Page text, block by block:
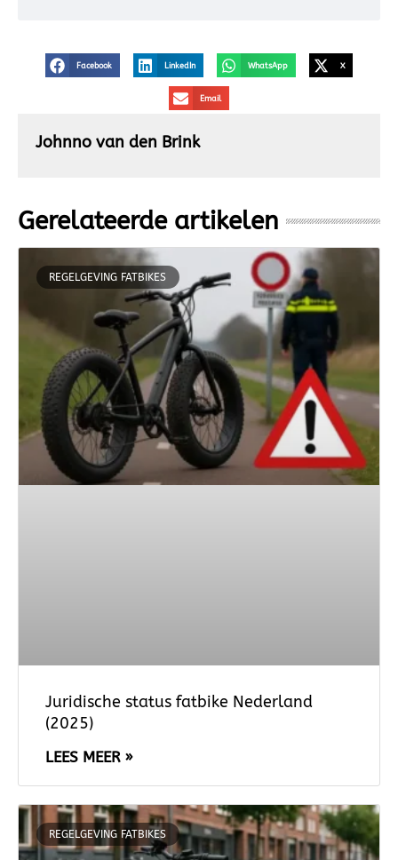
Facebook LinkedIn WhatsApp X
Email
Johnno van den Brink
Gerelateerde artikelen
REGELGEVING FATBIKES
Juridische status fatbike Nederland
(2025)
LEES MEER »
REGELGEVING FATBIKES